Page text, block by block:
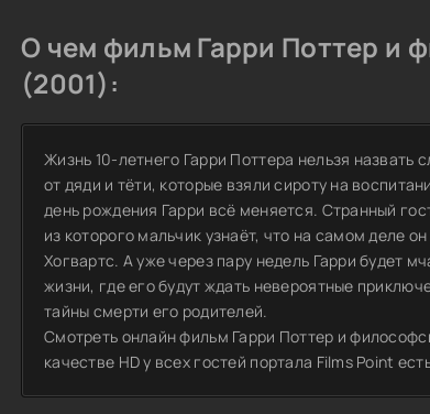
О чем фильм Гарри Поттер и
(2001):
Жизнь 10-летнего Гарри Поттера нельзя назвать
от дяди и тёти, которые взяли сироту на
день рождения Гарри всё меняется. Странный
из которого мальчик узнаёт, что на самом деле
Хогвартс. А уже через пару недель Гарри будет
жизни, где его будут ждать невероятные
тайны смерти его родителей.
Смотреть онлайн фильм Гарри Поттер и
качестве HD у всех гостей портала Films Point